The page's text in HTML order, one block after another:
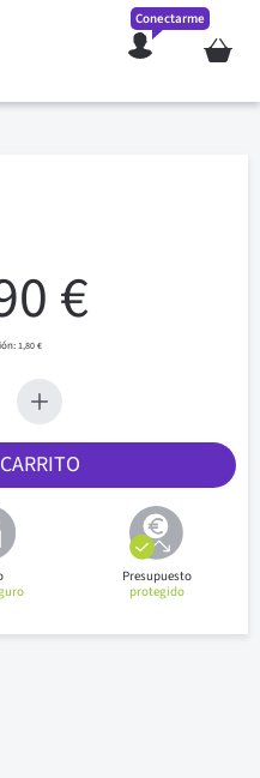
Mi cesta
Conectarme
€
1,80 €
Presupuesto
protegido